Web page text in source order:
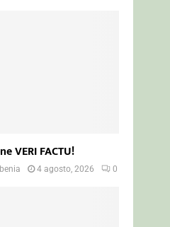
VERI FACTU!
4 agosto, 2026 0